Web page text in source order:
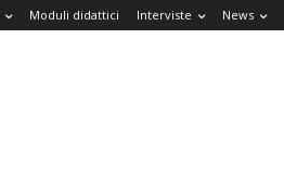
Moduli didattici Interviste News